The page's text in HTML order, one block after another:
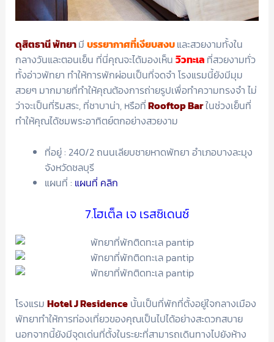
ดุสิตธานี พัทยามี บรรยากาศที่เงียบสงบและสวยงามทั้งใน
กลางวันและตอนเย็น ที่นี่คุณจะได้มองเห็น วิวทะเล ที่สวยงามทั่ว
ทั้งอ่าวพัทยา ทำให้การพักผ่อนเป็นที่จดจำ โรงแรมนี้ยังมีมุม
สวยๆ มากมายที่ทำให้คุณต้องการถ่ายรูปเพื่อทำความทรงจำ ไม่
ว่าจะเป็นที่ริมสระ, ที่ชาบาน่า, หรือที่Rooftop Barในช่วงเย็นที่
ทำให้คุณได้ชมพระอาทิตย์ตกอย่างสวยงาม
ที่อยู่ : 240/2 ถนนเลียบชายหาดพัทยา อำเภอบางละมุง
จังหวัดชลบุรี
แผนที่ : แผนที่ คลิก
7.โฮเต็ล เจ เรสซิเดนซ์
โรงแรม Hotel J Residence นั้นเป็นที่พักที่ตั้งอยู่ใจกลางเมือง
พัทยาทำให้การท่องเที่ยวของคุณเป็นไปได้อย่างสะดวกสบาย
นอกจากนี้ยังมีจุดเด่นที่ตั้งในระยะที่สามารถเดินทางไปยังห้าง